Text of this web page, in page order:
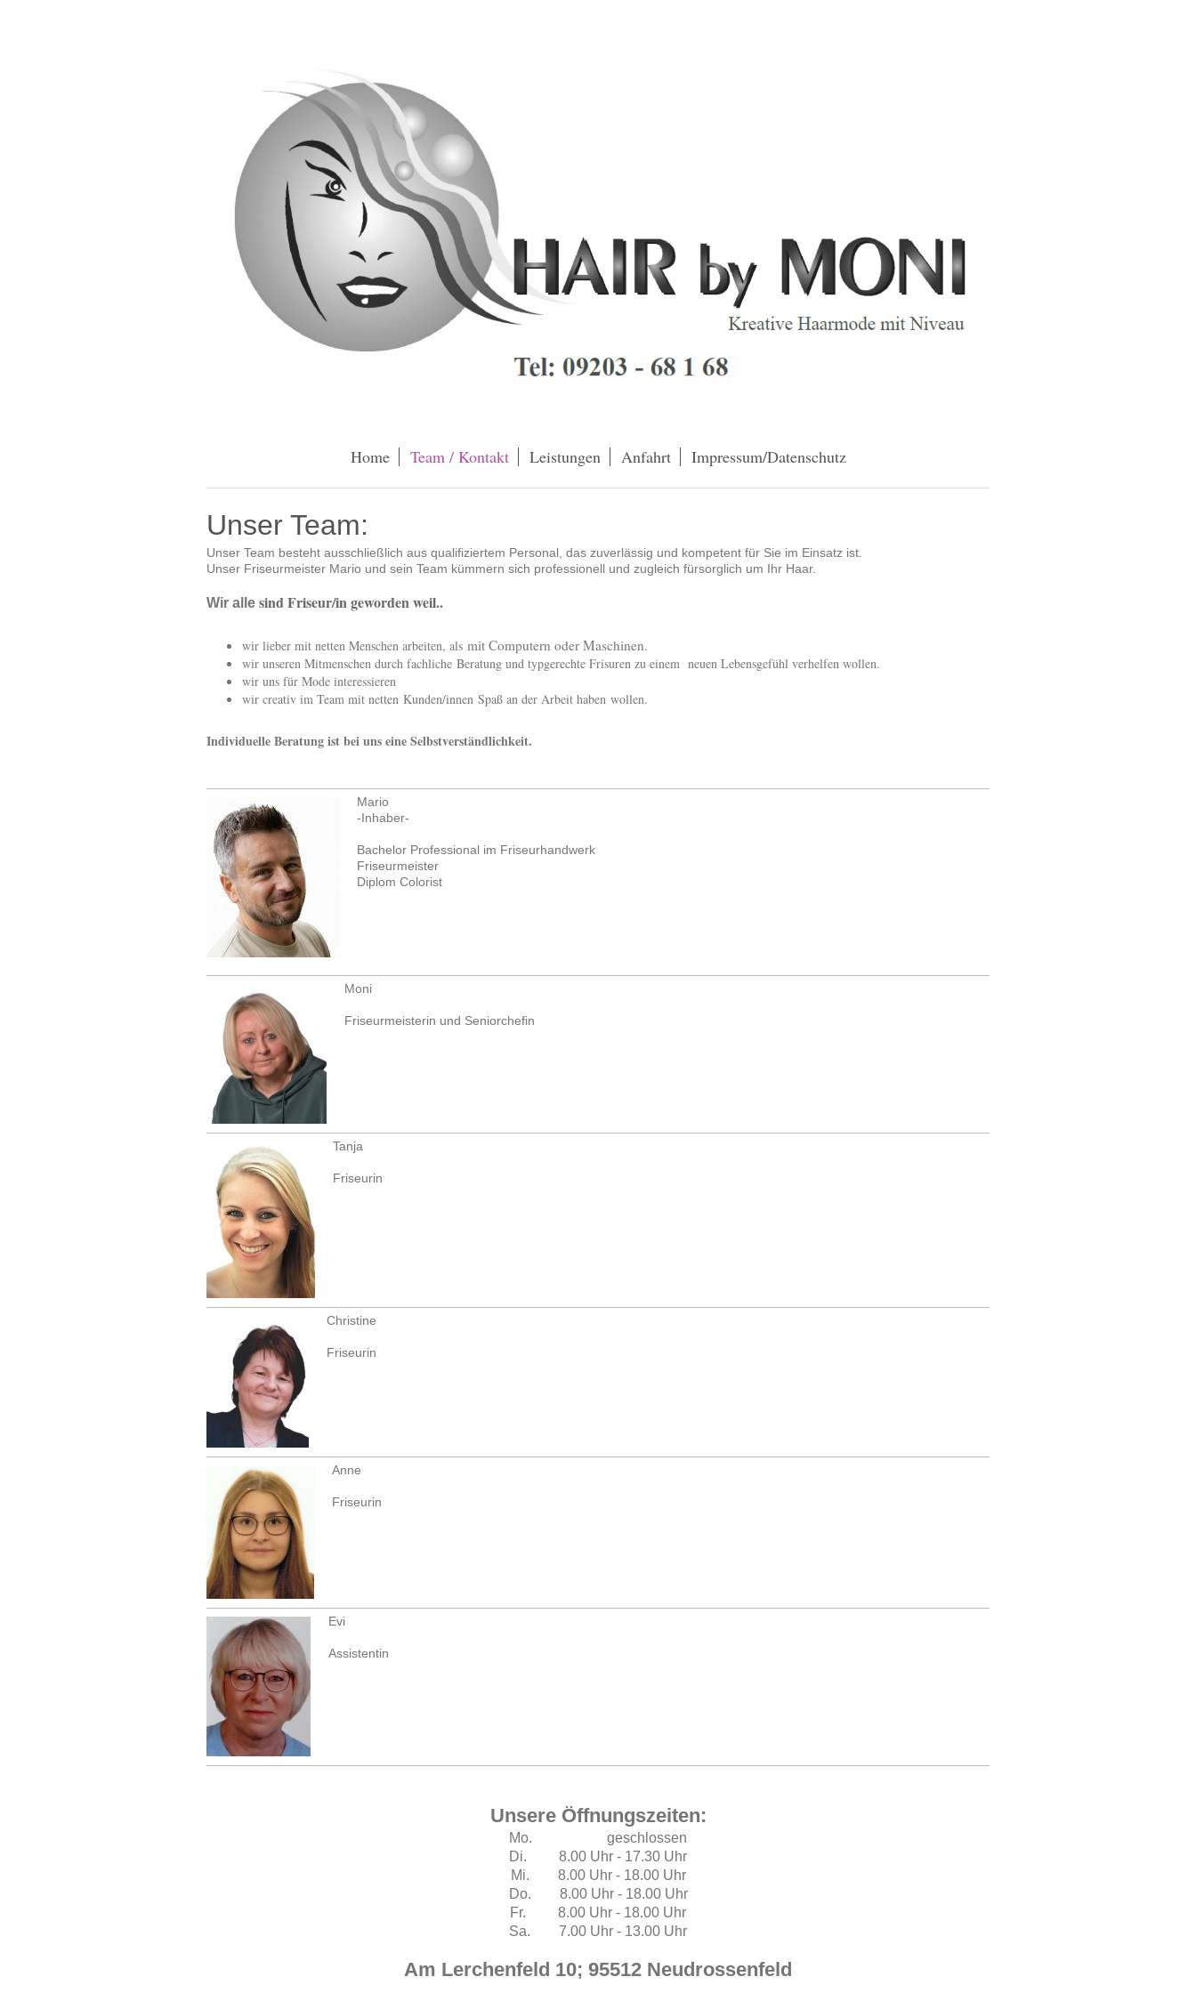
Home Team / Kontakt Leistungen Anfahrt Impressum/Datenschutz
Unser Team:
Unser Team besteht ausschließlich aus qualifiziertem Personal, das zuverlässig und kompetent für Sie im Einsatz ist.
Unser Friseurmeister Mario und sein Team kümmern sich professionell und zugleich fürsorglich um Ihr Haar.
Wir alle sind Friseur/in geworden weil..
wir lieber mit netten Menschen arbeiten, als mit Computern oder Maschinen.
wir unseren Mitmenschen durch fachliche Beratung und typgerechte Frisuren zu einem neuen Lebensgefühl verhelfen wollen.
wir uns für Mode interessieren
wir creativ im Team mit netten Kunden/innen Spaß an der Arbeit haben wollen.
Individuelle Beratung ist bei uns eine Selbstverständlichkeit.
Mario
-Inhaber-
Bachelor Professional im Friseurhandwerk
Friseurmeister
Diplom Colorist
Moni
Friseurmeisterin und Seniorchefin
Tanja
Friseurin
Christine
Friseurin
Anne
Friseurin
Evi
Assistentin
Unsere Öffnungszeiten:
Mo. geschlossen
Di. 8.00 Uhr - 17.30 Uhr
Mi. 8.00 Uhr - 18.00 Uhr
Do. 8.00 Uhr - 18.00 Uhr
Fr. 8.00 Uhr - 18.00 Uhr
Sa. 7.00 Uhr - 13.00 Uhr
Am Lerchenfeld 10; 95512 Neudrossenfeld